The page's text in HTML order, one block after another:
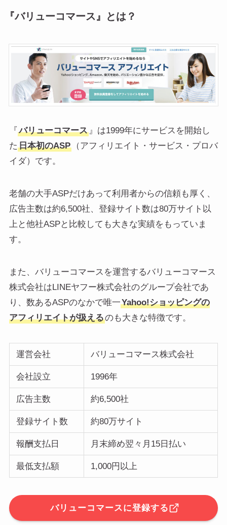
『バリューコマース』とは？
『 バリューコマース』は1999年にサービスを開始し
た 日本初のASP（アフィリエイト・サービス・プロバ
イダ）です。
老舗の大手ASPだけあって利用者からの信頼も厚く、
広告主数は約6,500社、登録サイト数は80万サイト以
上と他社ASPと比較しても大きな実績をもっていま
す。
また、バリューコマースを運営するバリューコマース
株式会社はLINEヤフー株式会社のグループ会社であ
り、数あるASPのなかで唯一Yahoo!ショッピングの
アフィリエイトが扱えるのも大きな特徴です。
運営会社 バリューコマース株式会社
会社設立 1996年
広告主数 約6,500社
登録サイト数 約80万サイト
報酬支払日 月末締め翌々月15日払い
最低支払額 1,000円以上
バリューコマースに登録する